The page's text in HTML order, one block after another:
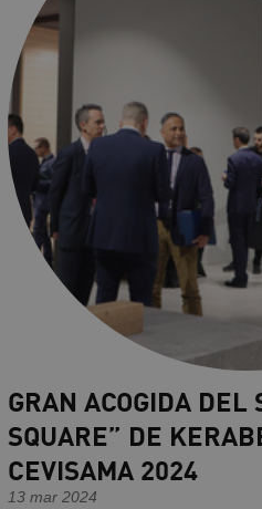
GRAN ACOGIDA DEL
SQUARE” DE
CEVISAMA 2024
13 mar 2024